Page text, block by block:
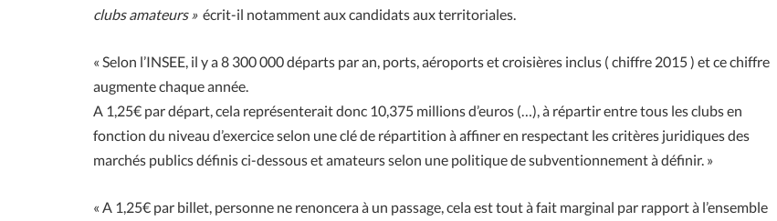
clubs amateurs » écrit-il notamment aux candidats aux territoriales.
« Selon l’INSEE, il y a 8 300 000 départs par an, ports, aéroports et croisières inclus ( chiffre 2015 ) et ce chiffre
augmente chaque année.
A 1,25€ par départ, cela représenterait donc 10,375 millions d’euros (…), à répartir entre tous les clubs en
fonction du niveau d’exercice selon une clé de répartition à affiner en respectant les critères juridiques des
marchés publics définis ci-dessous et amateurs selon une politique de subventionnement à définir. »
« A 1,25€ par billet, personne ne renoncera à un passage, cela est tout à fait marginal par rapport à l’ensemble